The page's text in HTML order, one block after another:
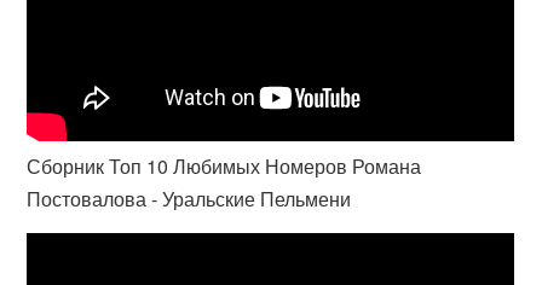
Сборник Топ 10 Любимых Номеров Романа
Постовалова - Уральские Пельмени